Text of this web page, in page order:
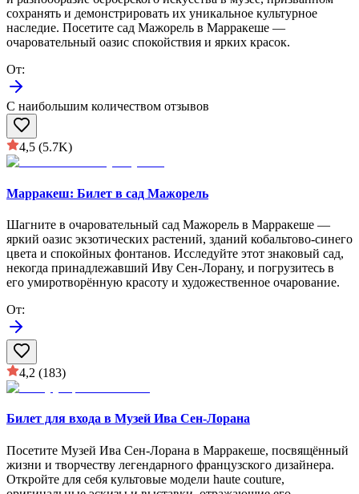
сохранять и демонстрировать их уникальное культурное
наследие. Посетите сад Мажорель в Марракеше —
очаровательный оазис спокойствия и ярких красок.
От:
С наибольшим количеством отзывов
4,5 (5.7K)
Марракеш: Билет в сад Мажорель
Шагните в очаровательный сад Мажорель в Марракеше —
яркий оазис экзотических растений, зданий кобальтово-синего
цвета и спокойных фонтанов. Исследуйте этот знаковый сад,
некогда принадлежавший Иву Сен-Лорану, и погрузитесь в
его умиротворённую красоту и художественное очарование.
От:
4,2 (183)
Билет для входа в Музей Ива Сен-Лорана
Посетите Музей Ива Сен-Лорана в Марракеше, посвящённый
жизни и творчеству легендарного французского дизайнера.
Откройте для себя культовые модели haute couture,